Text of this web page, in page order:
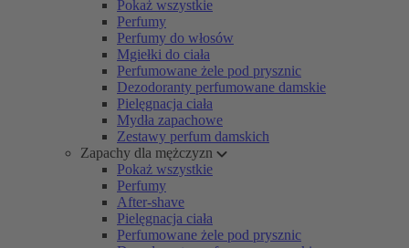
Pokaż wszystkie
Perfumy
Perfumy do włosów
Mgiełki do ciała
Perfumowane żele pod prysznic
Dezodoranty perfumowane damskie
Pielęgnacja ciała
Mydła zapachowe
Zestawy perfum damskich
Zapachy dla mężczyzn
Pokaż wszystkie
Perfumy
After-shave
Pielęgnacja ciała
Perfumowane żele pod prysznic